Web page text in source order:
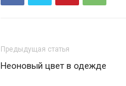
Предыдущая статья
Неоновый цвет в одежде